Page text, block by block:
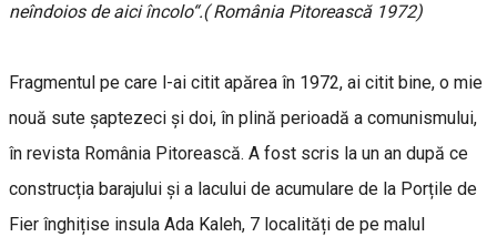
neîndoios de aici încolo“.( România Pitorească 1972)
Fragmentul pe care l-ai citit apărea în 1972, ai citit bine, o mie
nouă sute șaptezeci și doi, în plină perioadă a comunismului,
în revista România Pitorească. A fost scris la un an după ce
construcția barajului și a lacului de acumulare de la Porțile de
Fier înghițise insula Ada Kaleh, 7 localități de pe malul